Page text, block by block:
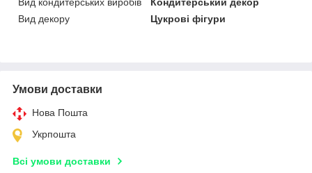
Вид декору
Цукрові фігури
Умови доставки
Нова Пошта
Укрпошта
Всі умови доставки